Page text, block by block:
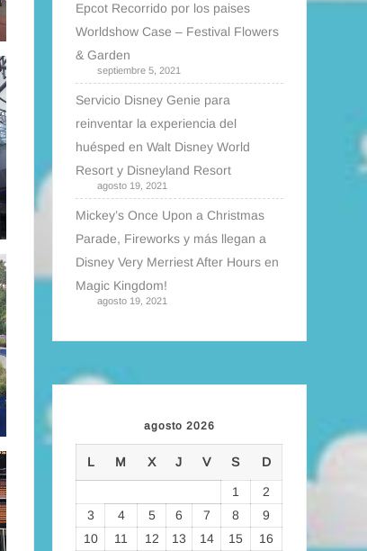
Epcot Recorrido por los paises
Worldshow Case – Festival Flowers
& Garden
septiembre 5, 2021
Servicio Disney Genie para
reinventar la experiencia del
huésped en Walt Disney World
Resort y Disneyland Resort
agosto 19, 2021
Mickey’s Once Upon a Christmas
Parade, Fireworks y más llegan a
Disney Very Merriest After Hours en
Magic Kingdom!
agosto 19, 2021
agosto 2026
L M X J V S D
1
2
3
4 5 6 7 8
9
10
11 12 13 14 15
16